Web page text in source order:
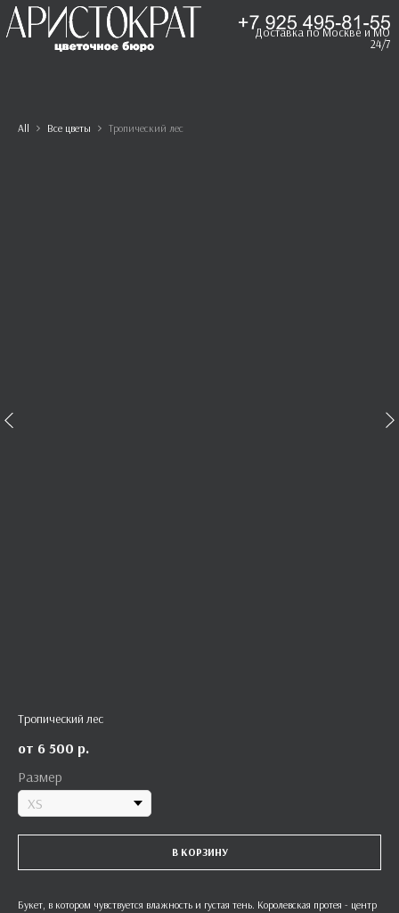
Доставка по Москве и МО
24/7
All Все цветы Тропический лес
Тропический лес
6 500 р.
Размер
В КОРЗИНУ
Букет, в котором чувствуется влажность и густая тень. Королевская протея - центр